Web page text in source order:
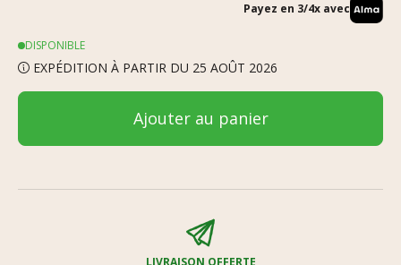
Payez en 3/4x avec
DISPONIBLE
EXPÉDITION À PARTIR DU 25 AOÛT 2026
Ajouter au panier
LIVRAISON OFFERTE